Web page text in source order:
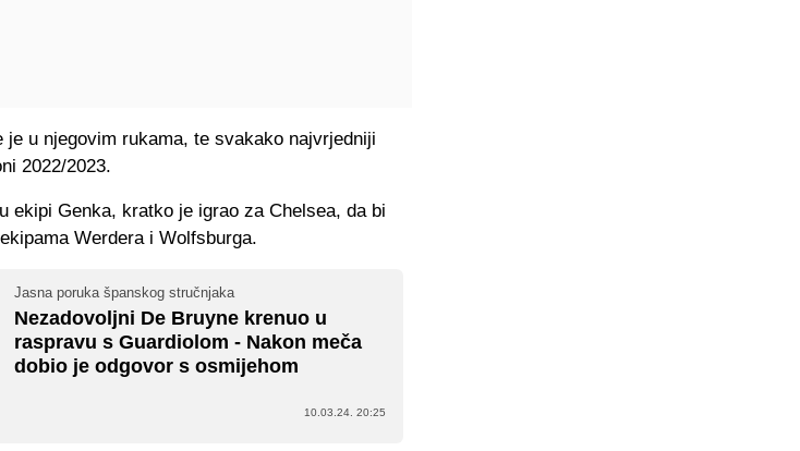
u njegovim rukama, te svakako najvrjedniji
2022/2023.
ekipi Genka, kratko je igrao za Chelsea, da bi
Werdera i Wolfsburga.
Jasna poruka španskog stručnjaka
Nezadovoljni De Bruyne krenuo u
raspravu s Guardiolom - Nakon meča
dobio je odgovor s osmijehom
10.03.24. 20:25